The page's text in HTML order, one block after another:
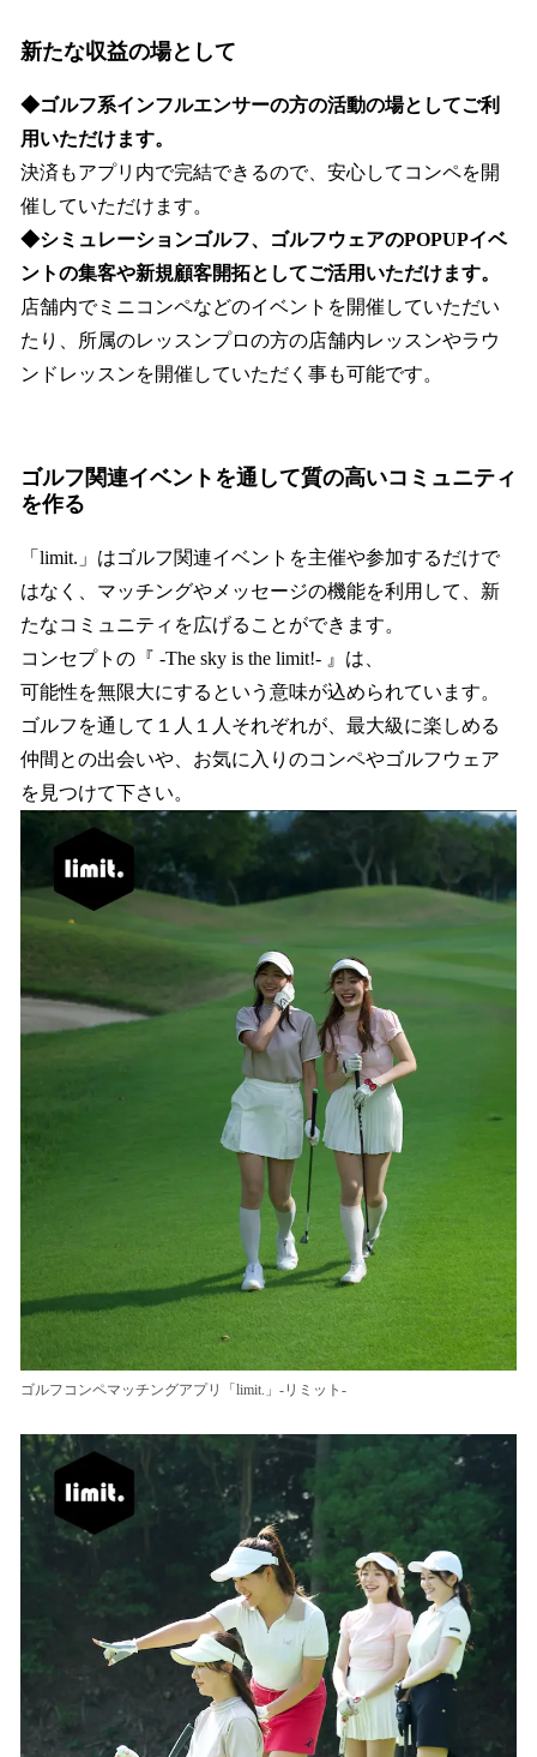
新たな収益の場として
◆ゴルフ系インフルエンサーの方の活動の場としてご利
用いただけます。
決済もアプリ内で完結できるので、安心してコンペを開
催していただけます。
◆シミュレーションゴルフ、ゴルフウェアのPOPUPイベ
ントの集客や新規顧客開拓としてご活用いただけます。
店舗内でミニコンペなどのイベントを開催していただい
たり、所属のレッスンプロの方の店舗内レッスンやラウ
ンドレッスンを開催していただく事も可能です。
ゴルフ関連イベントを通して質の高いコミュニティ
を作る
「limit.」はゴルフ関連イベントを主催や参加するだけで
はなく、マッチングやメッセージの機能を利用して、新
たなコミュニティを広げることができます。
コンセプトの『 -The sky is the limit!- 』は、
可能性を無限大にするという意味が込められています。
ゴルフを通して１人１人それぞれが、最大級に楽しめる
仲間との出会いや、お気に入りのコンペやゴルフウェア
を見つけて下さい。
ゴルフコンペマッチングアプリ「limit.」-リミット-